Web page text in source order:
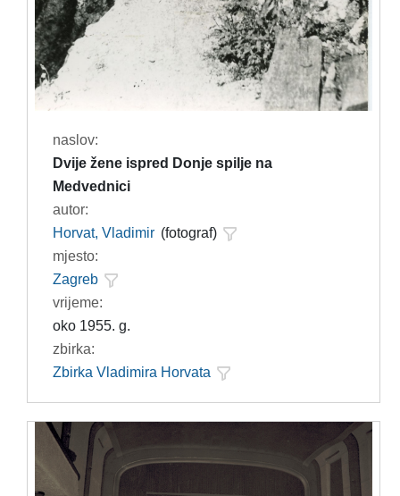
naslov:
Dvije žene ispred Donje spilje na
Medvednici
autor:
Horvat, Vladimir (fotograf)
mjesto:
Zagreb
vrijeme:
oko 1955. g.
zbirka:
Zbirka Vladimira Horvata